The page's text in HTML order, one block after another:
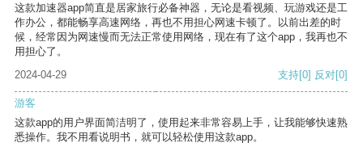
这款加速器app简直是居家旅行必备神器，无论是看视频、玩游戏还是工
作办公，都能畅享高速网络，再也不用担心网速卡顿了。以前出差的时
候，经常因为网速慢而无法正常使用网络，现在有了这个app，我再也不
用担心了。
2024-04-29
支持[0] 反对[0]
游客
这款app的用户界面简洁明了，使用起来非常容易上手，让我能够快速熟
悉操作。我不用看说明书，就可以轻松使用这款app。